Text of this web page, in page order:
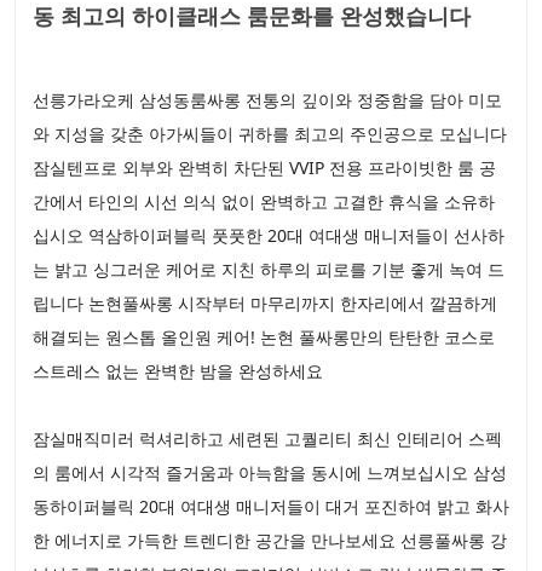
동 최고의 하이클래스 룸문화를 완성했습니다
선릉가라오케 삼성동룸싸롱 전통의 깊이와 정중함을 담아 미모
와 지성을 갖춘 아가씨들이 귀하를 최고의 주인공으로 모십니다
잠실텐프로 외부와 완벽히 차단된 VVIP 전용 프라이빗한 룸 공
간에서 타인의 시선 의식 없이 완벽하고 고결한 휴식을 소유하
십시오 역삼하이퍼블릭 풋풋한 20대 여대생 매니저들이 선사하
는 밝고 싱그러운 케어로 지친 하루의 피로를 기분 좋게 녹여 드
립니다 논현풀싸롱 시작부터 마무리까지 한자리에서 깔끔하게
해결되는 원스톱 올인원 케어! 논현 풀싸롱만의 탄탄한 코스로
스트레스 없는 완벽한 밤을 완성하세요
잠실매직미러 럭셔리하고 세련된 고퀄리티 최신 인테리어 스펙
의 룸에서 시각적 즐거움과 아늑함을 동시에 느껴보십시오 삼성
동하이퍼블릭 20대 여대생 매니저들이 대거 포진하여 밝고 화사
한 에너지로 가득한 트렌디한 공간을 만나보세요 선릉풀싸롱 강